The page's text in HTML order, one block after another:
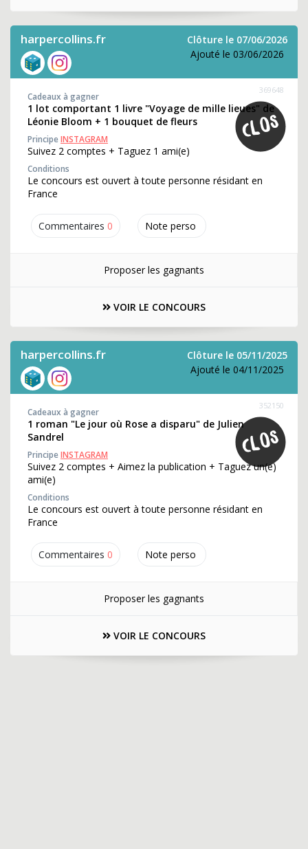
harpercollins.fr
Clôture le 07/06/2026
Ajouté le 03/06/2026
Commentaires 0 Note perso
369648
Cadeaux à gagner
1 lot comportant 1 livre "Voyage de mille lieues" de
Léonie Bloom + 1 bouquet de fleurs
PrincipeINSTAGRAM
Suivez 2 comptes + Taguez 1 ami(e)
Conditions
Le concours est ouvert à toute personne résidant en
France
Proposer les gagnants
VOIR LE CONCOURS
harpercollins.fr
Clôture le 05/11/2025
Ajouté le 04/11/2025
Commentaires 0 Note perso
352150
Cadeaux à gagner
1 roman "Le jour où Rose a disparu" de Julien
Sandrel
PrincipeINSTAGRAM
Suivez 2 comptes + Aimez la publication + Taguez un(e)
ami(e)
Conditions
Le concours est ouvert à toute personne résidant en
France
Proposer les gagnants
VOIR LE CONCOURS